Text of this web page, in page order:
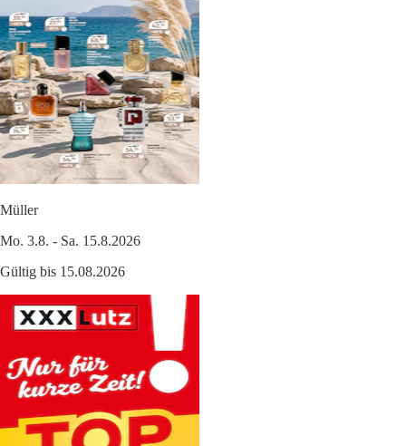
Müller
Mo. 3.8. - Sa. 15.8.2026
Gültig bis 15.08.2026